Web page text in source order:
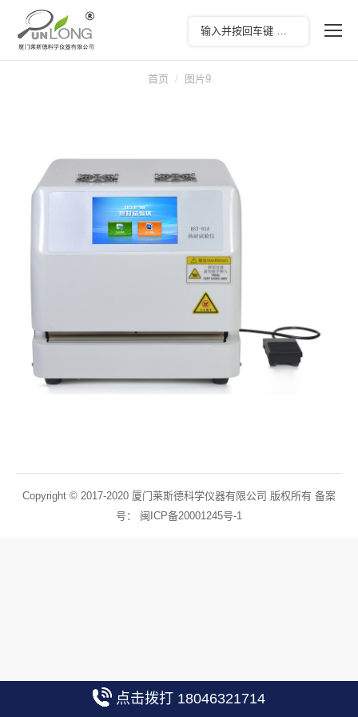
首页 图片9
Copyright © 2017-2020 厦门莱斯德科学仪器有限公司 版权所有 备案
号： 闽ICP备20001245号-1
点击拨打 18046321714